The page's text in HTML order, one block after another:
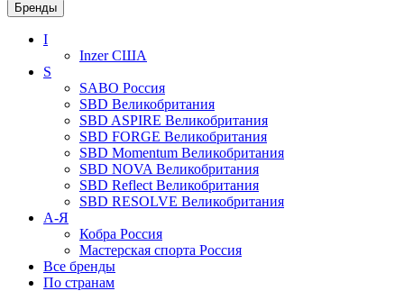
Бренды
I
InzerСША
S
SABO Россия
SBD Великобритания
SBD ASPIRE Великобритания
SBD FORGE Великобритания
SBD Momentum Великобритания
SBD NOVA Великобритания
SBD Reflect Великобритания
SBD RESOLVE Великобритания
А-Я
Кобра Россия
Мастерская спорта Россия
Все бренды
По странам